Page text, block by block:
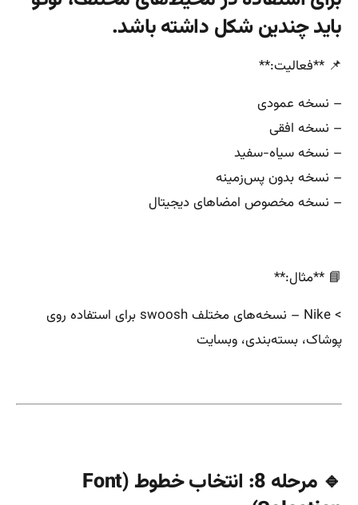
باید چندین شکل داشته باشد.
📌 **فعالیت:**
– نسخه عمودی
– نسخه افقی
– نسخه سیاه-سفید
– نسخه بدون پس‌زمینه
– نسخه مخصوص امضاهای دیجیتال
📘 **مثال:**
> Nike – نسخه‌های مختلف swoosh برای استفاده روی
پوشاک، بسته‌بندی، وبسایت
🔹 مرحله 8: انتخاب خطوط (Font